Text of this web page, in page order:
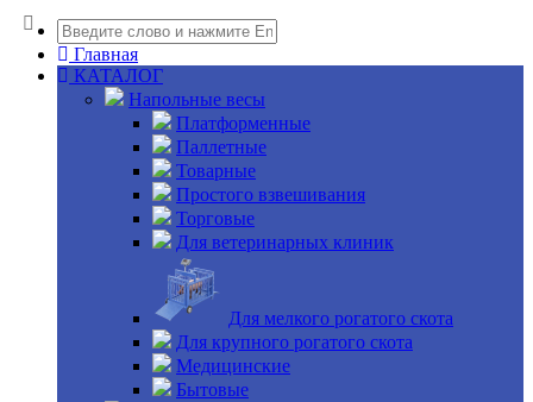
Главная
КАТАЛОГ
Напольные весы
Платформенные
Паллетные
Товарные
Простого взвешивания
Торговые
Для ветеринарных клиник
Для мелкого рогатого скота
Для крупного рогатого скота
Медицинские
Бытовые